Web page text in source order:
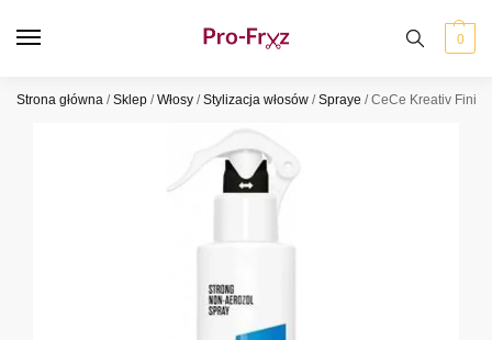
0
Strona główna /Sklep /Włosy /Stylizacja włosów /Spraye /CeCe Kreativ